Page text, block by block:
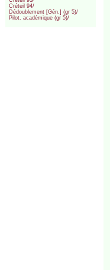
Créteil 94/
Dédoublement [Gén.] (gr 5)/
Pilot. académique (gr 5)/